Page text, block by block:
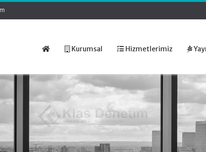
Kurumsal Hizmetlerimiz